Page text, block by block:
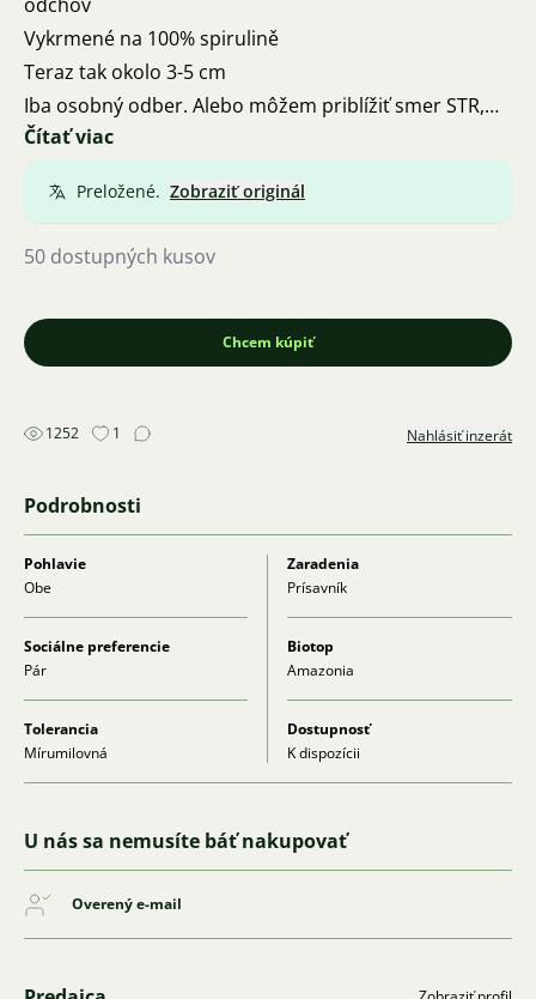
Vykrmené na 100% spirulině
Teraz tak okolo 3-5 cm
Iba osobný odber. Alebo môžem priblížiť smer STR,
PT, VpK alebo ČK. Teda po dohode podľa počtu rýb.
Čítať viac
Preložené. Zobraziť originál
50 dostupných kusov
Chcem kúpiť
1252 1 Nahlásiť inzerát
Podrobnosti
Pohlavie
Obe
Zaradenia
Prísavník
Sociálne preferencie
Pár
Biotop
Amazonia
Tolerancia
Mírumilovná
Dostupnosť
K dispozícii
U nás sa nemusíte báť nakupovať
Overený e-mail